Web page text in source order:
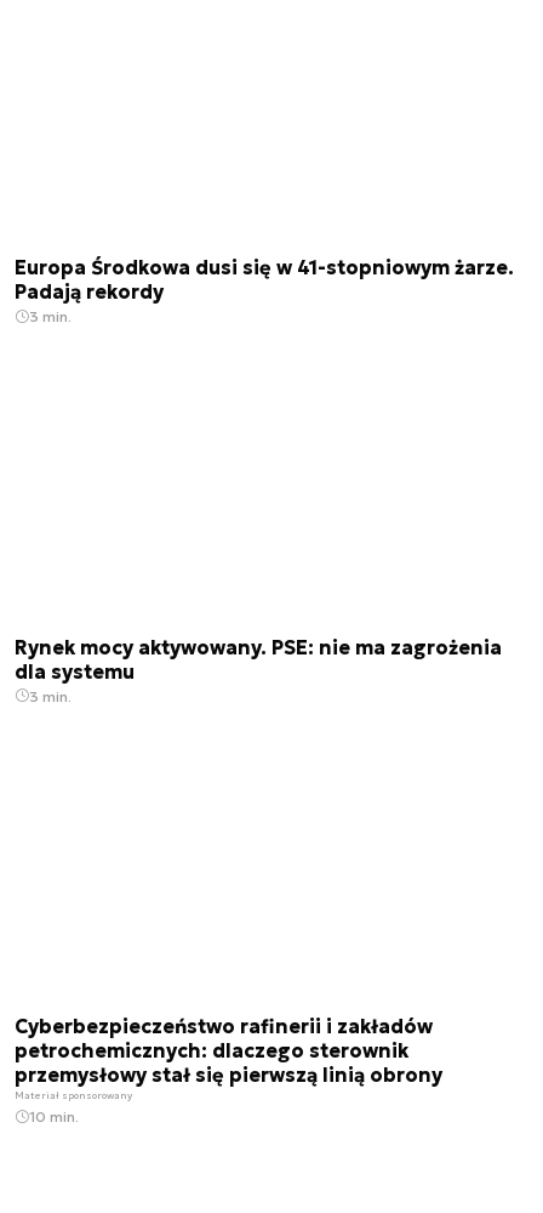
Europa Środkowa dusi się w 41-stopniowym żarze.
Padają rekordy
3 min.
Rynek mocy aktywowany. PSE: nie ma zagrożenia
dla systemu
3 min.
Cyberbezpieczeństwo rafinerii i zakładów
petrochemicznych: dlaczego sterownik
przemysłowy stał się pierwszą linią obrony
Materiał sponsorowany
10 min.